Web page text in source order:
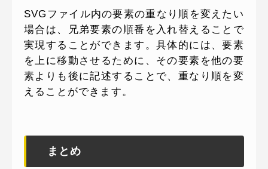
SVGファイル内の要素の重なり順を変えたい
場合は、兄弟要素の順番を入れ替えることで
実現することができます。具体的には、要素
を上に移動させるために、その要素を他の要
素よりも後に記述することで、重なり順を変
えることができます。
まとめ